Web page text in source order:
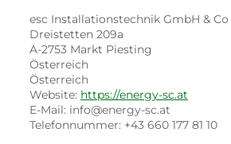
esc Installationstechnik GmbH & Co
Dreistetten 209a
A-2753 Markt Piesting
Österreich
Österreich
Website: https://energy-sc.at
E-Mail: info@energy-sc.at
Telefonnummer: +43 660 177 81 10